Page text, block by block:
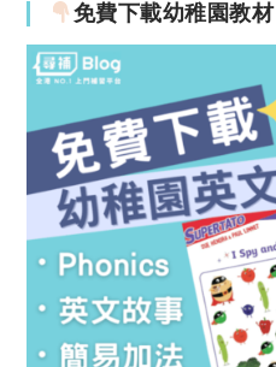
免費下載幼稚園教材